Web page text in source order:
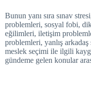
Bunun yanı sıra sınav
problemleri, sosyal fobi,
eğilimleri, iletişim
problemleri, yanlış
meslek seçimi ile ilgili
gündeme gelen konular